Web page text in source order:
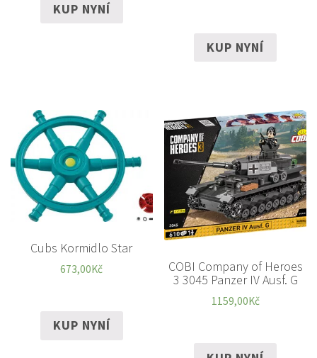
KUP NYNÍ
KUP NYNÍ
Cubs Kormidlo Star
673,00Kč
KUP NYNÍ
COBI Company of Heroes
3 3045 Panzer IV Ausf. G
1159,00Kč